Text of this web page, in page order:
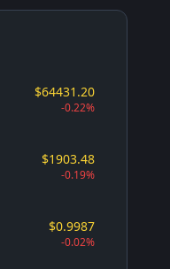
$64431.20
-0.22%
$1903.48
-0.19%
$0.9987
-0.02%